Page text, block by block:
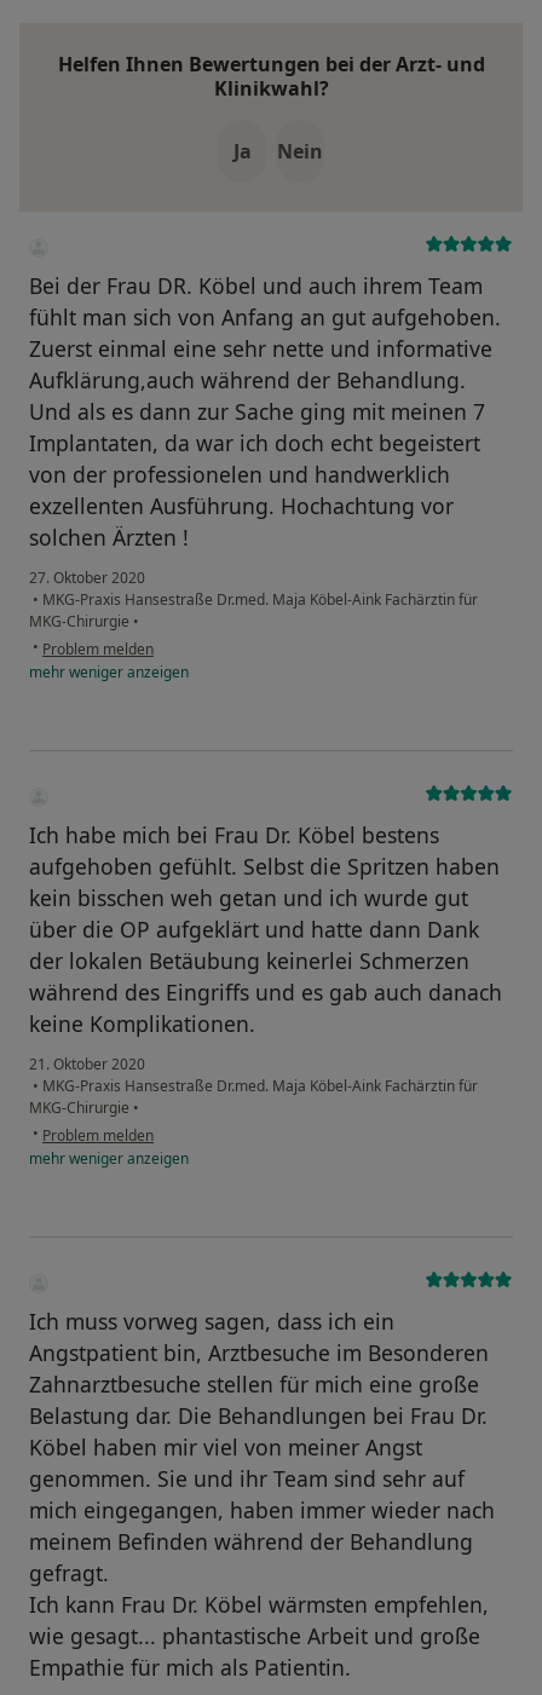
Helfen Ihnen Bewertungen bei der Arzt- und
Klinikwahl?
Ja Nein
Bei der Frau DR. Köbel und auch ihrem Team
fühlt man sich von Anfang an gut aufgehoben.
Zuerst einmal eine sehr nette und informative
Aufklärung,auch während der Behandlung.
Und als es dann zur Sache ging mit meinen 7
Implantaten, da war ich doch echt begeistert
von der professionelen und handwerklich
exzellenten Ausführung. Hochachtung vor
solchen Ärzten !
27. Oktober 2020
• MKG-Praxis Hansestraße Dr.med. Maja Köbel-Aink Fachärztin für
MKG-Chirurgie •
• Problem melden
mehrwenigeranzeigen
Ich habe mich bei Frau Dr. Köbel bestens
aufgehoben gefühlt. Selbst die Spritzen haben
kein bisschen weh getan und ich wurde gut
über die OP aufgeklärt und hatte dann Dank
der lokalen Betäubung keinerlei Schmerzen
während des Eingriffs und es gab auch danach
keine Komplikationen.
21. Oktober 2020
• MKG-Praxis Hansestraße Dr.med. Maja Köbel-Aink Fachärztin für
MKG-Chirurgie •
• Problem melden
mehrwenigeranzeigen
Ich muss vorweg sagen, dass ich ein
Angstpatient bin, Arztbesuche im Besonderen
Zahnarztbesuche stellen für mich eine große
Belastung dar. Die Behandlungen bei Frau Dr.
Köbel haben mir viel von meiner Angst
genommen. Sie und ihr Team sind sehr auf
mich eingegangen, haben immer wieder nach
meinem Befinden während der Behandlung
gefragt.
Ich kann Frau Dr. Köbel wärmsten empfehlen,
wie gesagt... phantastische Arbeit und große
Empathie für mich als Patientin.